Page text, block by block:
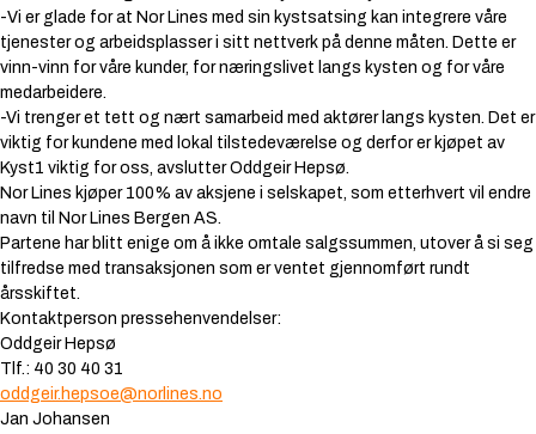
-Vi er glade for at Nor Lines med sin kystsatsing kan integrere våre
tjenester og arbeidsplasser i sitt nettverk på denne måten. Dette er
vinn-vinn for våre kunder, for næringslivet langs kysten og for våre
medarbeidere.
-Vi trenger et tett og nært samarbeid med aktører langs kysten. Det er
viktig for kundene med lokal tilstedeværelse og derfor er kjøpet av
Kyst1 viktig for oss, avslutter Oddgeir Hepsø.
Nor Lines kjøper 100% av aksjene i selskapet, som etterhvert vil endre
navn til Nor Lines Bergen AS.
Partene har blitt enige om å ikke omtale salgssummen, utover å si seg
tilfredse med transaksjonen som er ventet gjennomført rundt
årsskiftet.
Kontaktperson pressehenvendelser:
Oddgeir Hepsø
Tlf.: 40 30 40 31
oddgeir.hepsoe@norlines.no
Jan Johansen